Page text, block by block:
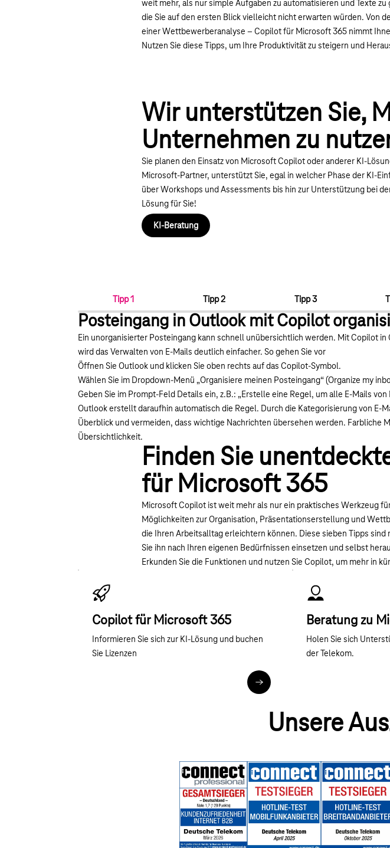
weit mehr, als nur simple Aufgaben zu automatisieren und Texte
die Sie auf den ersten Blick vielleicht nicht erwarten würden. Von
einer Wettbewerberanalyse – Copilot für Microsoft 365 nimmt
Nutzen Sie diese Tipps, um Ihre Produktivität zu steigern und
Wir unterstützen Sie,
Unternehmen zu
Sie planen den Einsatz von Microsoft Copilot oder anderer KI-
Microsoft-Partner, unterstützt Sie, egal in welcher Phase der KI-
über Workshops und Assessments bis hin zur Unterstützung bei
Lösung für Sie!
KI-Beratung
Tipp 1 Tipp 2 Tipp 3
Posteingang in Outlook mit Copilot
Ein unorganisierter Posteingang kann schnell unübersichtlich werden. Mit Copilot
wird das Verwalten von E-Mails deutlich einfacher. So gehen Sie vor
Öffnen Sie Outlook und klicken Sie oben rechts auf das Copilot-Symbol.
Wählen Sie im Dropdown-Menü „Organisiere meinen Posteingang“ (Organize my
Geben Sie im Prompt-Feld Details ein, z.B.: „Erstelle eine Regel, um alle E-Mails
Outlook erstellt daraufhin automatisch die Regel. Durch die Kategorisierung von E-
Überblick und vermeiden, dass wichtige Nachrichten übersehen werden. Farbliche
Übersichtlichkeit.
Finden Sie
für Microsoft 365
Microsoft Copilot ist weit mehr als nur ein praktisches Werkzeug
Möglichkeiten zur Organisation, Präsentationserstellung und
die Ihren Arbeitsalltag erleichtern können. Diese sieben Tipps
Sie ihn nach Ihren eigenen Bedürfnissen einsetzen und selbst
Erkunden Sie die Funktionen und nutzen Sie Copilot, um mehr in
Copilot für Microsoft 365
Informieren Sie sich zur KI-Lösung und buchen
Sie Lizenzen
Zu Microsoft Copilot
Beratung zu
Holen Sie sich
der Telekom.
Unsere